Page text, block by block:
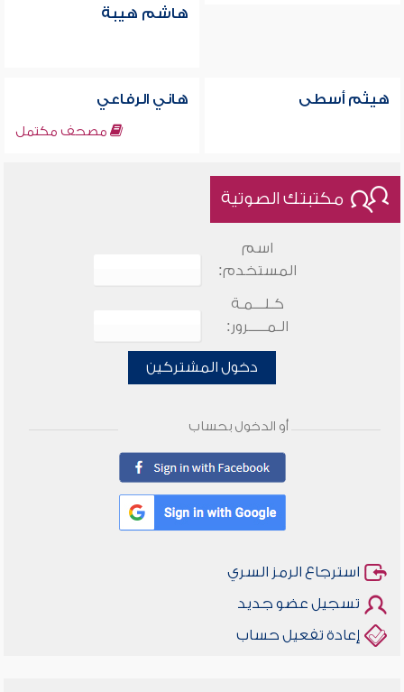
هاشم هيبة
هيثم أسطى هاني الرفاعي
مصحف مكتمل
مكتبتك الصوتية
اسم
المستخدم:
كـلـــمـة
الـمـــــرور:
دخول المشتركين
أو الدخول بحساب
استرجاع الرمز السري
تسجيل عضو جديد
إعادة تفعيل حساب